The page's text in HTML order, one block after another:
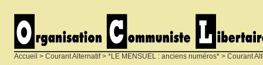
Accueil > Courant Alternatif> *LE MENSUEL : anciens numéros* > Courant